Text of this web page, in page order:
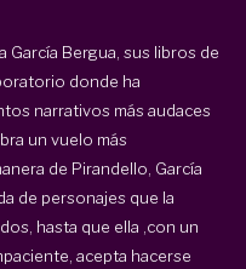
García Bergua, sus libros de
donde ha
narrativos más audaces
un vuelo más
de Pirandello, García
de personajes que la
hasta que ella ,con un
acepta hacerse